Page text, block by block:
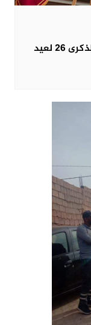
حفل استقبال بهيج ببيلباو بمناسبة الذكرى 26 لعيد